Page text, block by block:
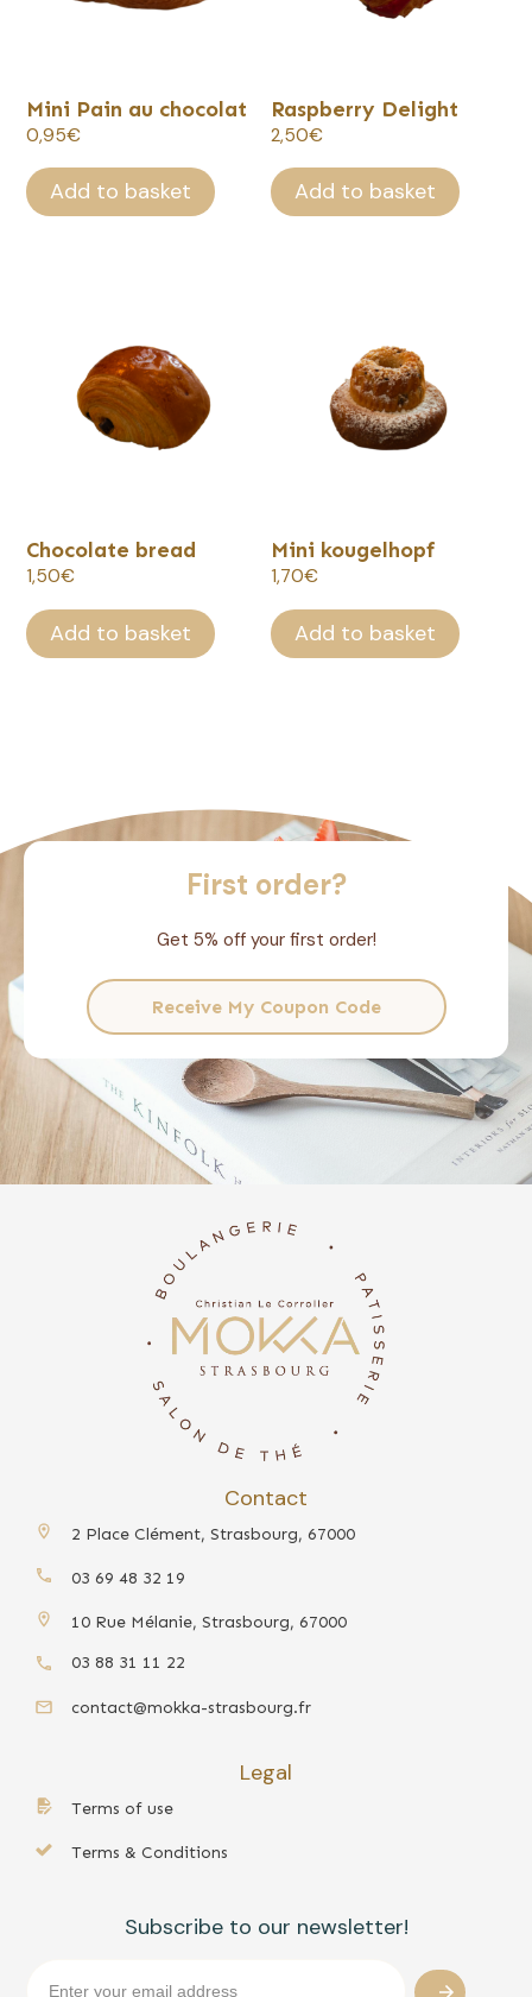
Mini Pain au chocolat
0,95€
Add to basket
Raspberry Delight
2,50€
Add to basket
Chocolate bread
1,50€
Add to basket
Mini kougelhopf
1,70€
Add to basket
First order?
Get 5% off your first order!
Receive My Coupon Code
Contact
2 Place Clément, Strasbourg, 67000
03 69 48 32 19
10 Rue Mélanie, Strasbourg, 67000
03 88 31 11 22
contact@mokka-strasbourg.fr
Legal
Terms of use
Terms & Conditions
Subscribe to our newsletter!